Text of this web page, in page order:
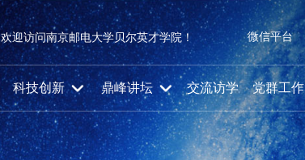
欢迎访问南京邮电大学贝尔英才学院！ 微信平台
科技创新 鼎峰讲坛 交流访学 党群工作